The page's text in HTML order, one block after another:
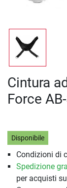
Cintura
Force
Disponibile
Condizioni di
Spedizione
per acquisti